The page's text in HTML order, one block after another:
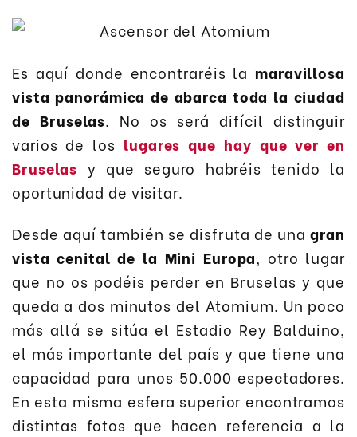
Es aquí donde encontraréis la maravillosa
vista panorámica de abarca toda la ciudad
de Bruselas. No os será difícil distinguir
varios de los lugares que hay que ver en
Bruselas y que seguro habréis tenido la
oportunidad de visitar.
Desde aquí también se disfruta de unagran
vista cenital de la Mini Europa, otro lugar
que no os podéis perder en Bruselas y que
queda a dos minutos del Atomium. Un poco
más allá se sitúa el Estadio Rey Balduino,
el más importante del país y que tiene una
capacidad para unos 50.000 espectadores.
En esta misma esfera superior encontramos
distintas fotos que hacen referencia a la